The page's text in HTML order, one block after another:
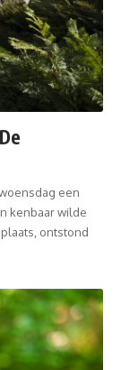
een
kenbaar wilde
ontstond